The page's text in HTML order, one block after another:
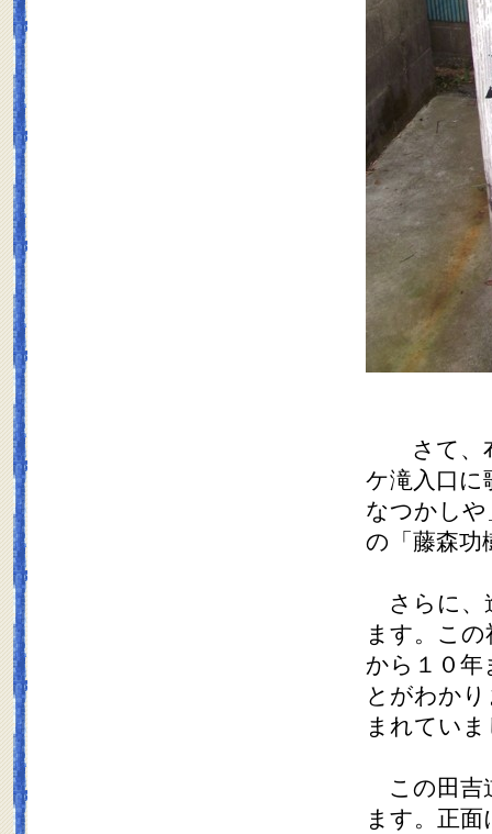
さて、布
ケ滝入口
なつかしや
の「藤森功
さらに、
ます。こ
から１０
とがわか
まれてい
この田吉
ます。正